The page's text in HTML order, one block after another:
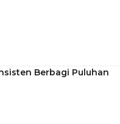
Berbagi Puluhan